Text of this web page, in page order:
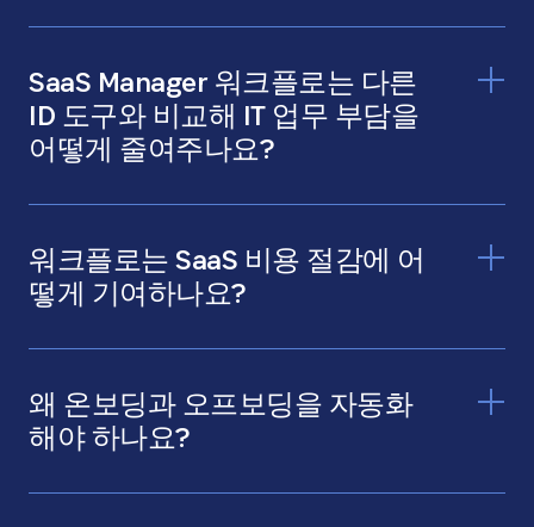
SaaS Manager 워크플로는 다른
ID 도구와 비교해 IT 업무 부담을
어떻게 줄여주나요?
워크플로는 SaaS 비용 절감에 어
떻게 기여하나요?
왜 온보딩과 오프보딩을 자동화
해야 하나요?